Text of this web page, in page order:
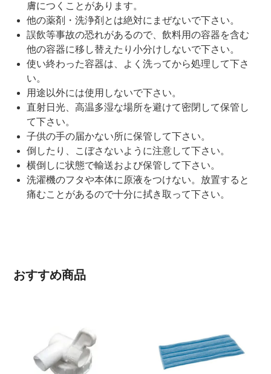
膚につくことがあります。
他の薬剤・洗浄剤とは絶対にまぜないで下さい。
誤飲等事故の恐れがあるので、飲料用の容器を含む
他の容器に移し替えたり小分けしないで下さい。
使い終わった容器は、よく洗ってから処理して下さ
い。
用途以外には使用しないで下さい。
直射日光、高温多湿な場所を避けて密閉して保管し
て下さい。
子供の手の届かない所に保管して下さい。
倒したり、こぼさないように注意して下さい。
横倒しに状態で輸送および保管して下さい。
洗濯機のフタや本体に原液をつけない。放置すると
痛むことがあるので十分に拭き取って下さい。
おすすめ商品